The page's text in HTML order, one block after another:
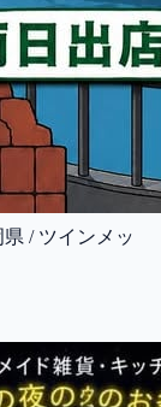
県 / ツインメッ